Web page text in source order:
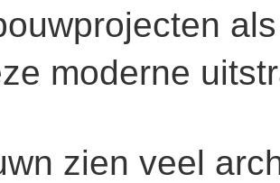
moderne
zien veel